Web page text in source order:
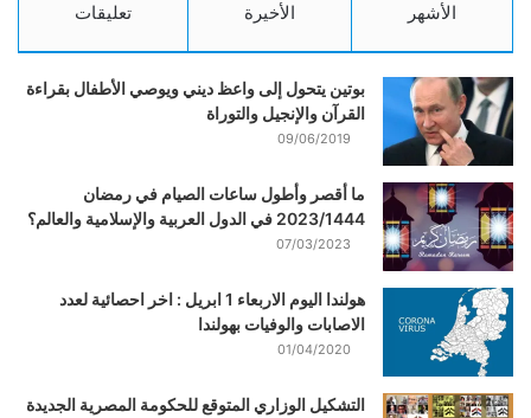
الأشهر الأخيرة تعليقات
بوتين يتحول إلى واعظ ديني ويوصي الأطفال بقراءة
القرآن والإنجيل والتوراة
09/06/2019
ما أقصر وأطول ساعات الصيام في رمضان
2023/1444 في الدول العربية والإسلامية والعالم؟
07/03/2023
هولندا اليوم الاربعاء 1 ابريل : اخر احصائية لعدد
الاصابات والوفيات بهولندا
01/04/2020
التشكيل الوزاري المتوقع للحكومة المصرية الجديدة